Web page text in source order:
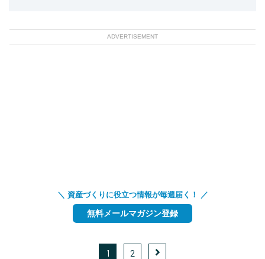
ADVERTISEMENT
＼ 資産づくりに役立つ情報が毎週届く！ ／
無料メールマガジン登録
1 2